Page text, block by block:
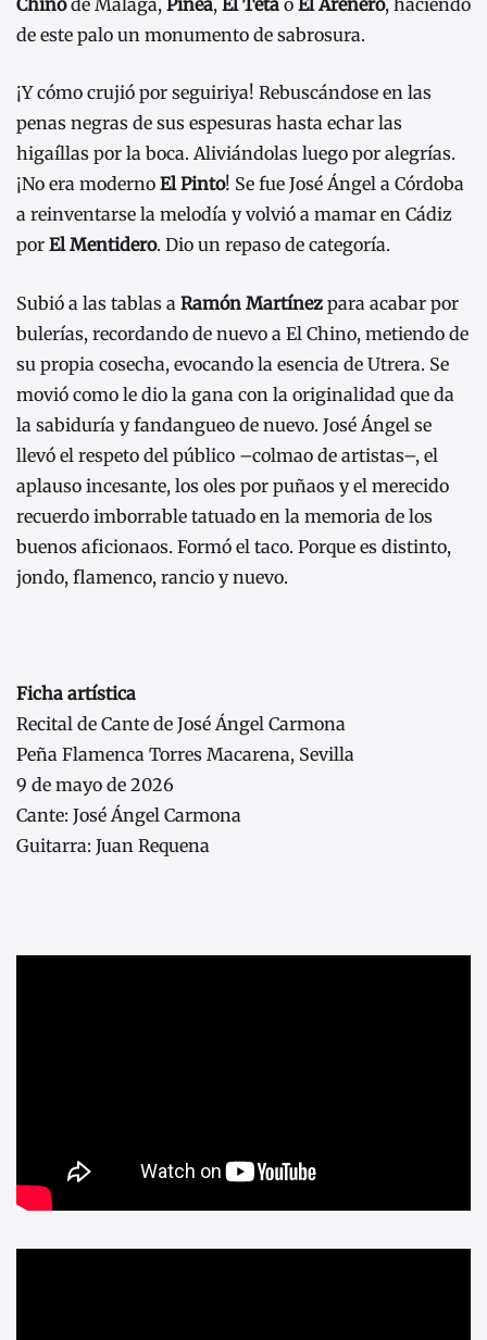
de este palo un monumento de sabrosura.
¡Y cómo crujió por seguiriya! Rebuscándose en las
penas negras de sus espesuras hasta echar las
higaíllas por la boca. Aliviándolas luego por alegrías.
¡No era moderno El Pinto! Se fue José Ángel a Córdoba
a reinventarse la melodía y volvió a mamar en Cádiz
por El Mentidero. Dio un repaso de categoría.
Subió a las tablas a Ramón Martínez para acabar por
bulerías, recordando de nuevo a El Chino, metiendo de
su propia cosecha, evocando la esencia de Utrera. Se
movió como le dio la gana con la originalidad que da
la sabiduría y fandangueo de nuevo. José Ángel se
llevó el respeto del público –colmao de artistas–, el
aplauso incesante, los oles por puñaos y el merecido
recuerdo imborrable tatuado en la memoria de los
buenos aficionaos. Formó el taco. Porque es distinto,
jondo, flamenco, rancio y nuevo.
Ficha artística
Recital de Cante de José Ángel Carmona
Peña Flamenca Torres Macarena, Sevilla
9 de mayo de 2026
Cante: José Ángel Carmona
Guitarra: Juan Requena